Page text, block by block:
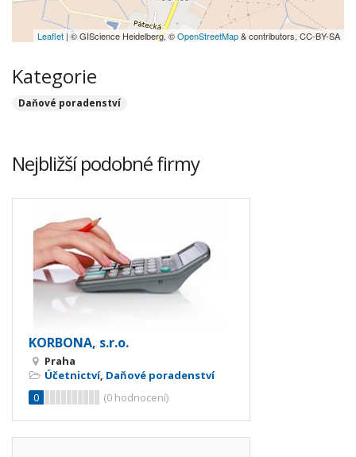
Leaflet | © GIScience Heidelberg, ©OpenStreetMap& contributors, CC-BY-SA
Kategorie
Daňové poradenství
Nejbližší podobné firmy
KORBONA, s.r.o.
Praha
Účetnictví, Daňové poradenství
0
(0 hodnocení)